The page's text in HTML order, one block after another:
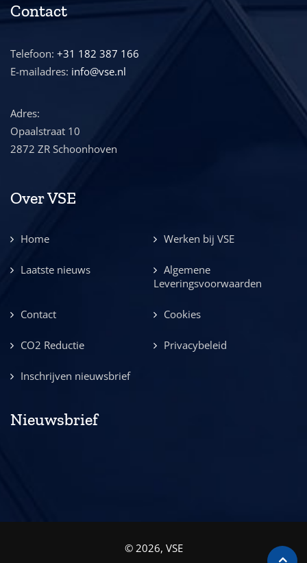
Contact
Telefoon: +31 182 387 166
E-mailadres: info@vse.nl
Adres:
Opaalstraat 10
2872 ZR Schoonhoven
Over VSE
Home Werken bij VSE
Laatste nieuws
Algemene
Leveringsvoorwaarden
Contact Cookies
CO2 Reductie Privacybeleid
Inschrijven nieuwsbrief
Nieuwsbrief
© 2026, VSE